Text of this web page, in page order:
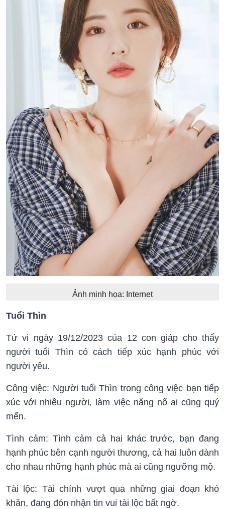
Ảnh minh họa: Internet
Tuổi Thìn
Tử vi ngày 19/12/2023 của 12 con giáp cho thấy
người tuổi Thìn có cách tiếp xúc hạnh phúc với
người yêu.
Công việc: Người tuổi Thìn trong công việc bạn tiếp
xúc với nhiều người, làm việc năng nổ ai cũng quý
mến.
Tình cảm: Tình cảm cả hai khác trước, bạn đang
hạnh phúc bên cạnh người thương, cả hai luôn dành
cho nhau những hạnh phúc mà ai cũng ngưỡng mộ.
Tài lộc: Tài chính vượt qua những giai đoạn khó
khăn, đang đón nhận tin vui tài lộc bất ngờ.